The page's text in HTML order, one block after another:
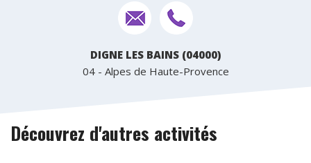
DIGNE LES BAINS (04000)
04 - Alpes de Haute-Provence
Découvrez d'autres activités